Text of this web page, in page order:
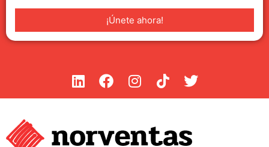
¡Únete ahora!